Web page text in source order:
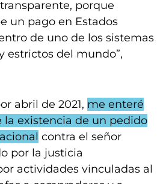
porque
un pago en Estados
de uno de los sistemas
estrictos del mundo”,
abril de 2021, me enteré
la existencia de un pedido
contra el señor
por la justicia
actividades vinculadas al